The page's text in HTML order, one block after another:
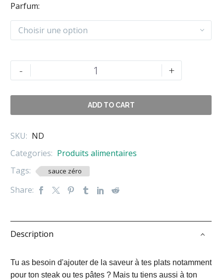
Parfum
Choisir une option
-
quantité
de
350ML
+
ADD TO CART
SKU: ND
Categories: Produits alimentaires
Tags:
sauce zéro
Share:
Description
Tu as besoin d'ajouter de la saveur à tes plats notamment
pour ton steak ou tes pâtes ? Mais tu tiens aussi à ton